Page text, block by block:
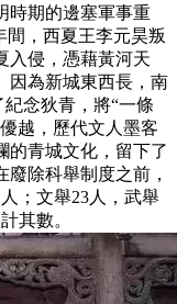
時期的邊塞軍事重
間，西夏王李元昊叛
入侵，憑藉黃河天
因為新城東西長，南
念狄青，將“一條
越，歷代文人墨客
的青城文化，留下了
除科舉制度之前，
；文舉23人，武舉
其數。